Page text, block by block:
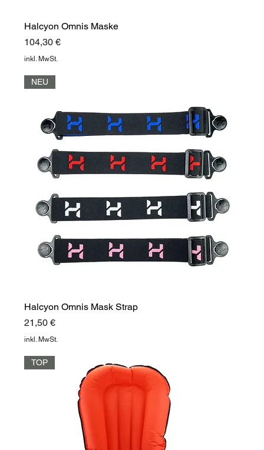
Halcyon Omnis Maske
Preis
104,30 €
inkl. MwSt.
NEU
Halcyon Omnis Mask Strap
Preis
21,50 €
inkl. MwSt.
TOP